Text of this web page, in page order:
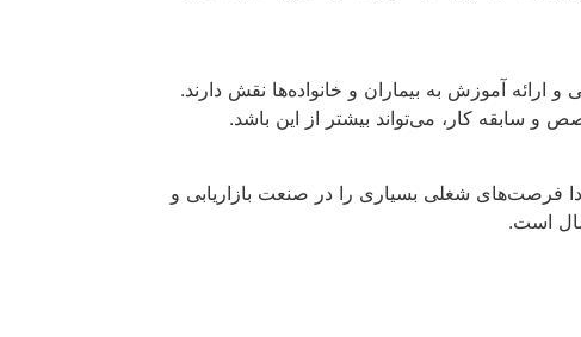
ارائه آموزش به بیماران و خانواده‌ها نقش دارند.
فرصت‌های شغلی بسیاری را در صنعت بازاریابی و